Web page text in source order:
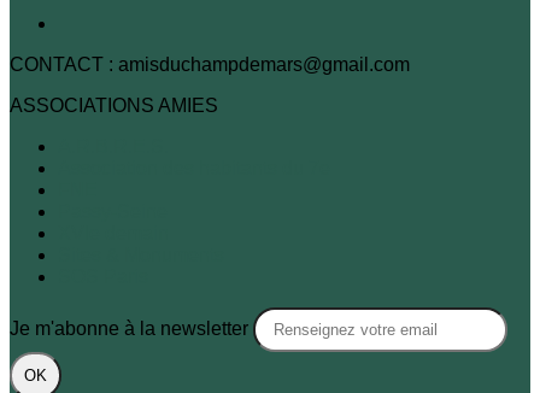
CONTACT : amisduchampdemars@gmail.com
ASSOCIATIONS AMIES
Je m'abonne à la newsletter
OK